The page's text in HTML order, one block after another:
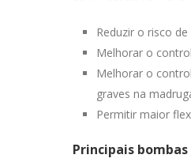
Reduzir o risco
Melhorar o
Melhorar o
graves na
Permitir maior
Principais